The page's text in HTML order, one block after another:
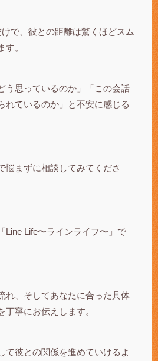
で、彼との距離は驚くほどスム
。
う思っているのか」「この会話
れているのか」と不安に感じる
悩まずに相談してみてくださ
Line Life〜ラインライフ〜」で
れ、そしてあなたに合った具体
丁寧にお伝えします。
て彼との関係を進めていけるよ